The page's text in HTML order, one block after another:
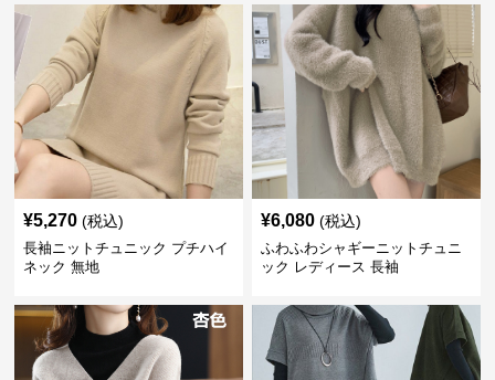
¥5,270 (税込)
長袖ニットチュニック プチハイ
ネック 無地
¥6,080 (税込)
ふわふわシャギーニットチュニ
ック レディース 長袖